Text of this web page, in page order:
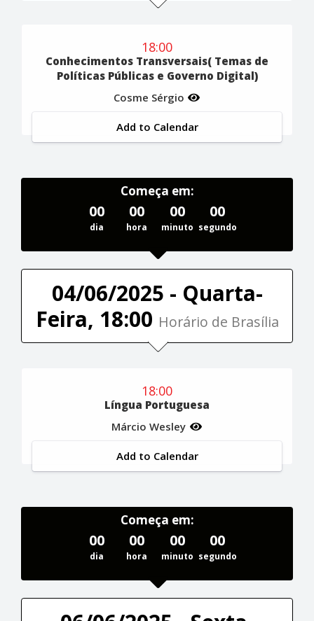
18:00
Conhecimentos Transversais( Temas de
Políticas Públicas e Governo Digital)
Cosme Sérgio
Add to Calendar
Começa em:
00
dia
00
hora
00
minuto
00
segundo
04/06/2025 - Quarta-
Feira, 18:00 Horário de Brasília
18:00
Língua Portuguesa
Márcio Wesley
Add to Calendar
Começa em:
00
dia
00
hora
00
minuto
00
segundo